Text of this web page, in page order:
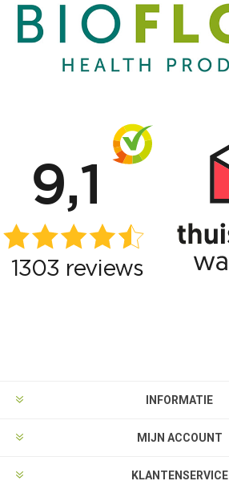
INFORMATIE
MIJN ACCOUNT
KLANTENSERVICE